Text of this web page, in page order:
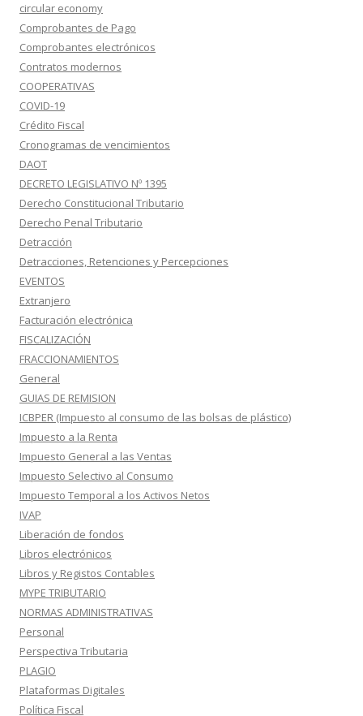
circular economy
Comprobantes de Pago
Comprobantes electrónicos
Contratos modernos
COOPERATIVAS
COVID-19
Crédito Fiscal
Cronogramas de vencimientos
DAOT
DECRETO LEGISLATIVO Nº 1395
Derecho Constitucional Tributario
Derecho Penal Tributario
Detracción
Detracciones, Retenciones y Percepciones
EVENTOS
Extranjero
Facturación electrónica
FISCALIZACIÓN
FRACCIONAMIENTOS
General
GUIAS DE REMISION
ICBPER (Impuesto al consumo de las bolsas de plástico)
Impuesto a la Renta
Impuesto General a las Ventas
Impuesto Selectivo al Consumo
Impuesto Temporal a los Activos Netos
IVAP
Liberación de fondos
Libros electrónicos
Libros y Registos Contables
MYPE TRIBUTARIO
NORMAS ADMINISTRATIVAS
Personal
Perspectiva Tributaria
PLAGIO
Plataformas Digitales
Política Fiscal